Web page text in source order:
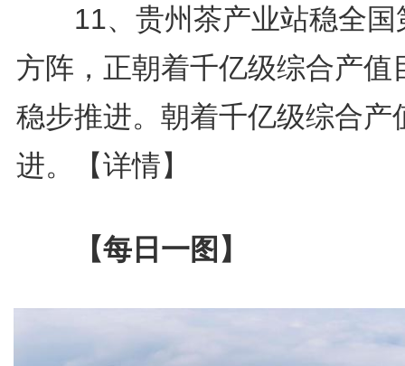
11、贵州茶产业站稳全国
方阵，正朝着千亿级综合产值
稳步推进。朝着千亿级综合产
进。
【详情】
【每日一图】